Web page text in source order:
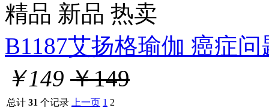
精品 新品 热卖
B1187艾扬格瑜伽 癌症问
￥149 ￥149
总计 31 个记录 上一页 1 2